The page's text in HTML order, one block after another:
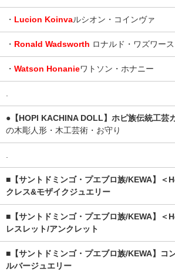
・ Lucion Koinvaルシオン・コインヴァ
・ Ronald Wadsworth ロナルド・ワズワース
・ Watson Honanieワトソン・ホナニー
●【HOPI KACHINA DOLL】ホピ族伝統工芸
の木彫人形・木工芸術・お守り
■【サントドミンゴ・プエブロ族/KEWA】＜
クレス&モザイクジュエリー
■【サントドミンゴ・プエブロ族/KEWA】＜
レスレット/アンクレット
■【サントドミンゴ・プエブロ族/KEWA】コ
ルバージュエリー